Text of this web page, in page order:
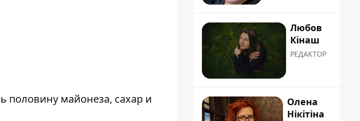
половину майонеза, сахар и
Любов
Кінаш
РЕДАКТОР
Олена
Нікітіна